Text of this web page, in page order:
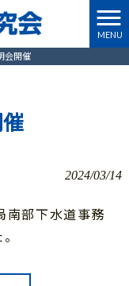
MENU
会開催
2024/03/14
南部下水道事務